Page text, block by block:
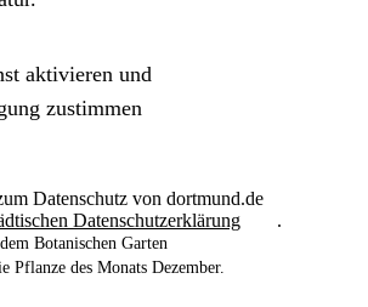
aktivieren und
zustimmen
Datenschutz von dortmund.de
Datenschutzerklärung .
Botanischen Garten
Pflanze des Monats Dezember.